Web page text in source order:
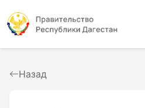
Назад